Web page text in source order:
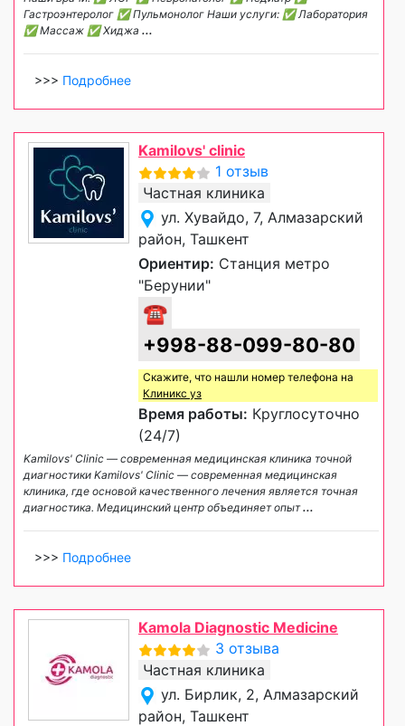
Гастроэнтеролог ✅ Пульмонолог Наши услуги: ✅ Лаборатория
✅ Массаж ✅ Хиджа ...
>>> Подробнее
Kamilovs' clinic
1 отзыв
Частная клиника
ул. Хувайдо, 7, Алмазарский
район, Ташкент
Ориентир: Станция метро
"Берунии"
☎
+998-88-099-80-80
Скажите, что нашли номер телефона на
Клиникс уз
Время работы: Круглосуточно
(24/7)
Kamilovs' Clinic — современная медицинская клиника точной
диагностики Kamilovs' Clinic — современная медицинская
клиника, где основой качественного лечения является точная
диагностика. Медицинский центр объединяет опыт...
>>> Подробнее
Kamola Diagnostic Medicine
3 отзыва
Частная клиника
ул. Бирлик, 2, Алмазарский
район, Ташкент